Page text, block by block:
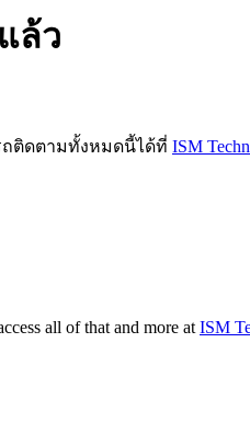
ล้ว
ถติดตามทั้งหมดนี้ได้ที่ ISM
all of that and more at ISM